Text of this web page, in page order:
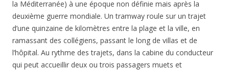
la Méditerranée) à une époque non définie mais après la
deuxième guerre mondiale. Un tramway roule sur un trajet
d’une quinzaine de kilomètres entre la plage et la ville, en
ramassant des collégiens, passant le long de villas et de
l’hôpital. Au rythme des trajets, dans la cabine du conducteur
qui peut accueillir deux ou trois passagers muets et